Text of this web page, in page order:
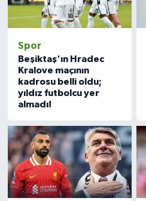
Spor
Beşiktaş'ın Hradec
Kralove maçının
kadrosu belli oldu;
yıldız futbolcu yer
almadı!